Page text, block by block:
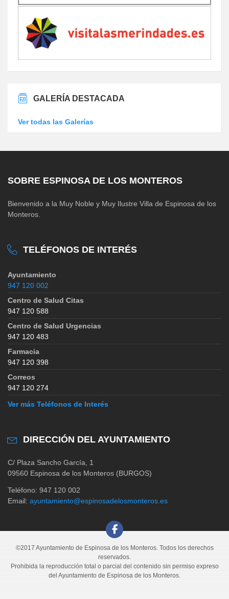
GALERÍA DESTACADA
Ver todas las Galerías
SOBRE ESPINOSA DE LOS MONTEROS
Bienvenido a la Muy Noble y Muy Ilustre Villa de Espinosa de los
Monteros.
TELÉFONOS DE INTERÉS
Ayuntamiento
947 120 002
Centro de Salud Citas
947 120 588
Centro de Salud Urgencias
947 120 483
Farmacia
947 120 398
Correos
947 120 274
Ver más Teléfonos de Interés
DIRECCIÓN DEL AYUNTAMIENTO
C/ Plaza Sancho García, 1
09560 Espinosa de los Monteros (BURGOS)
Teléfono: 947 120 002
Email: ayuntamiento@espinosadelosmonteros.es
©2017 Ayuntamiento de Espinosa de los Monteros. Todos los derechos
reservados.
Prohibida la reproducción total o parcial del contenido sin permiso expreso
del Ayuntamiento de Espinosa de los Monteros.